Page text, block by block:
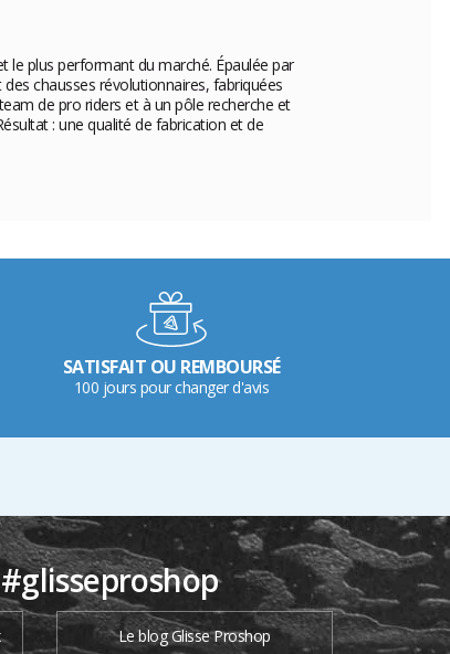
le plus performant du marché. Épaulée par
chausses révolutionnaires, fabriquées
de pro riders et à un pôle recherche et
: une qualité de fabrication et de
SATISFAIT OU REMBOURSÉ
100 jours pour changer d'avis
Le blog Glisse Proshop